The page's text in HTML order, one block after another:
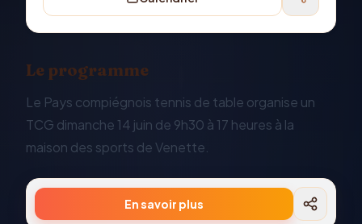
Le programme
Le Pays compiégnois tennis de table organise un
TCG dimanche 14 juin de 9h30 à 17 heures à la
maison des sports de Venette.
En savoir plus